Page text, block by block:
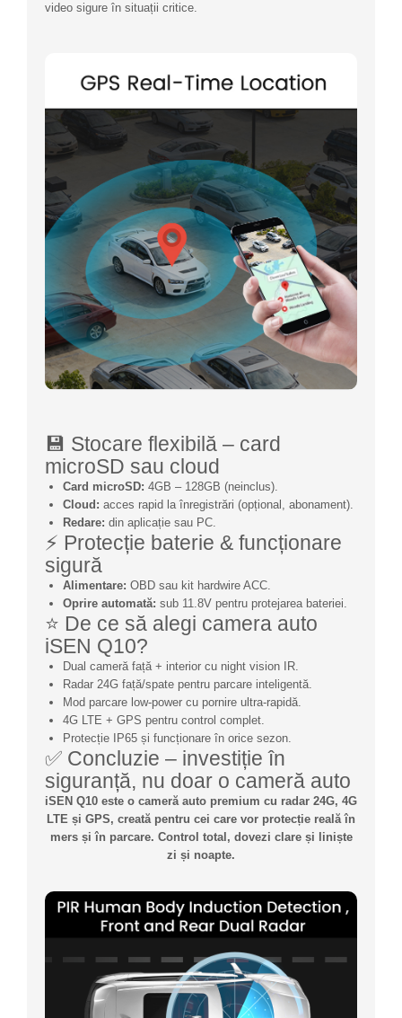
video sigure în situații critice.
💾 Stocare flexibilă – card
microSD sau cloud
Card microSD: 4GB – 128GB (neinclus).
Cloud: acces rapid la înregistrări (opțional, abonament).
Redare: din aplicație sau PC.
⚡ Protecție baterie & funcționare
sigură
Alimentare: OBD sau kit hardwire ACC.
Oprire automată: sub 11.8V pentru protejarea bateriei.
⭐ De ce să alegi camera auto
iSEN Q10?
Dual cameră față + interior cu night vision IR.
Radar 24G față/spate pentru parcare inteligentă.
Mod parcare low-power cu pornire ultra-rapidă.
4G LTE + GPS pentru control complet.
Protecție IP65 și funcționare în orice sezon.
✅ Concluzie – investiție în
siguranță, nu doar o cameră auto
iSEN Q10 este o cameră auto premium cu radar 24G, 4G
LTE și GPS, creată pentru cei care vor protecție reală în
mers și în parcare. Control total, dovezi clare și liniște
zi și noapte.